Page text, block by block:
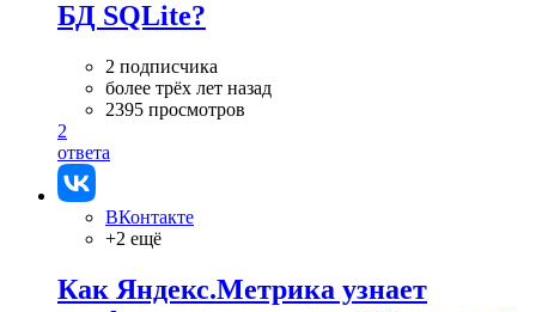
БД SQLite?
2 подписчика
более трёх лет назад
2395 просмотров
2
ответа
ВКонтакте
+2 ещё
Как Яндекс.Метрика узнает